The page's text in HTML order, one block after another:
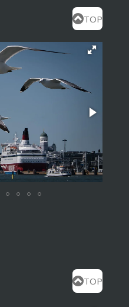
TOP
TOP